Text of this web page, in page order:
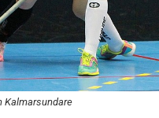
Kalmarsundare